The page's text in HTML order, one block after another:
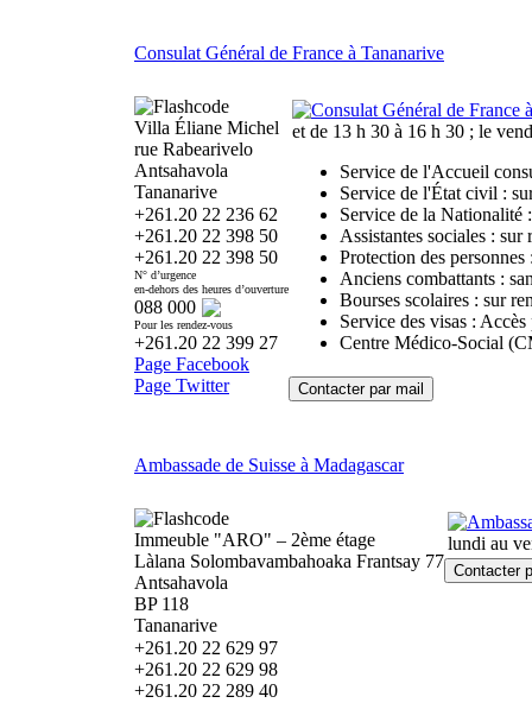
Consulat Général de France à Tananarive
Villa Éliane Michel
rue Rabearivelo
Antsahavola
Tananarive
+261.20 22 236 62
+261.20 22 398 50
+261.20 22 398 50
N° d’urgence
en-dehors des heures d’ouverture
088 000
Pour les rendez-vous
+261.20 22 399 27
Page Facebook
Page Twitter
et de 13 h 30 à 16 h 30 ; le
Service de l'Accueil
Service de l'État civil :
Service de la Nationalité
Assistantes sociales :
Protection des
Anciens combattants :
Bourses scolaires : sur
Service des visas :
Centre Médico-Social
Ambassade de Suisse à Madagascar
Immeuble "ARO" – 2ème étage
Làlana Solombavambahoaka Frantsay 77
Antsahavola
BP 118
Tananarive
+261.20 22 629 97
+261.20 22 629 98
+261.20 22 289 40
lundi au